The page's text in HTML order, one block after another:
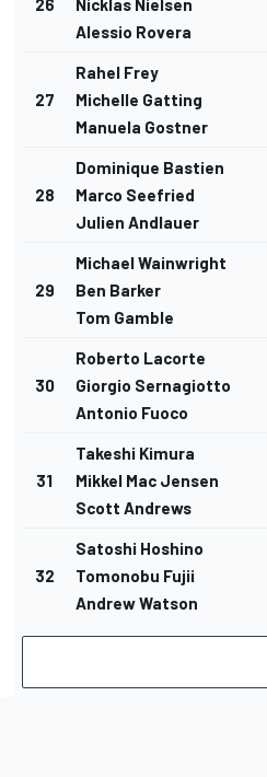
Alessio Rovera
27
Rahel Frey
Michelle Gatting
Manuela Gostner
28
Dominique Bastien
Marco Seefried
Julien Andlauer
29
Michael Wainwright
Ben Barker
Tom Gamble
30
Roberto Lacorte
Giorgio Sernagiotto
Antonio Fuoco
31
Takeshi Kimura
Mikkel Mac Jensen
Scott Andrews
32
Satoshi Hoshino
Tomonobu Fujii
Andrew Watson